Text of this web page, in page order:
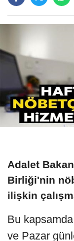
Adalet
Birliği'nin
ilişkin
Bu
ve Pazar